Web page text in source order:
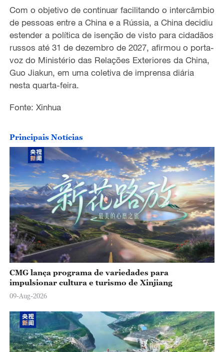
Com o objetivo de continuar facilitando o intercâmbio
de pessoas entre a China e a Rússia, a China decidiu
estender a política de isenção de visto para cidadãos
russos até 31 de dezembro de 2027, afirmou o porta-
voz do Ministério das Relações Exteriores da China,
Guo Jiakun, em uma coletiva de imprensa diária
nesta quarta-feira.
Fonte: Xinhua
Principais Notícias
CMG lança programa de variedades para
impulsionar cultura e turismo de Xinjiang
09-Aug-2026